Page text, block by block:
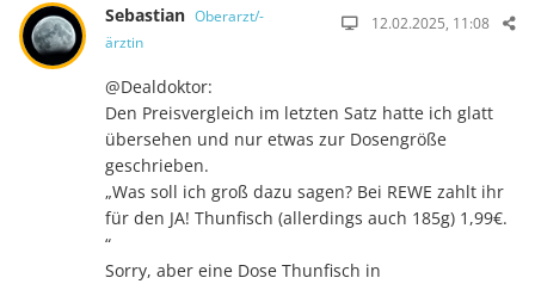
Sebastian Oberarzt/-
ärztin
12.02.2025, 11:08
@Dealdoktor:
Den Preisvergleich im letzten Satz hatte ich glatt
übersehen und nur etwas zur Dosengröße
geschrieben.
„Was soll ich groß dazu sagen? Bei REWE zahlt ihr
für den JA! Thunfisch (allerdings auch 185g) 1,99€.
“
Sorry, aber eine Dose Thunfisch in